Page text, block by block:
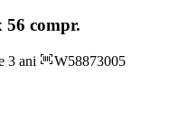
compr.
3 ani
W58873005